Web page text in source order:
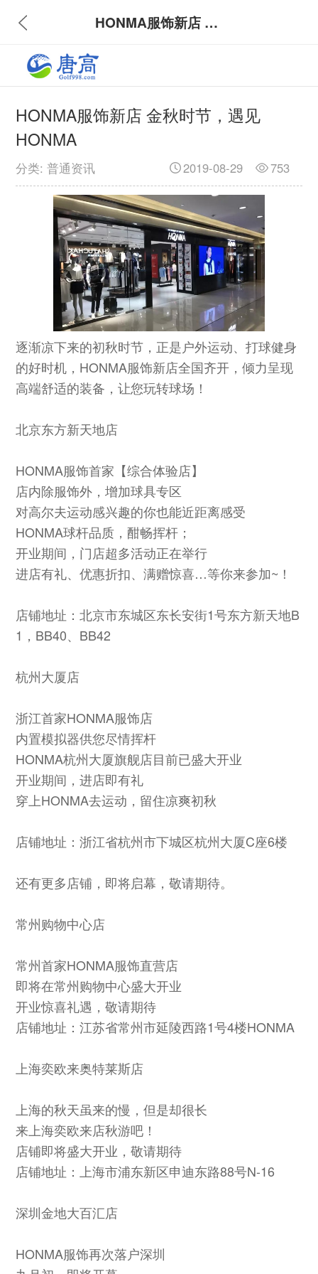
HONMA服饰新店 金秋时节，遇见HONMA
HONMA服饰新店 金秋时节，遇见
HONMA
分类: 普通资讯 753
2019-08-29
逐渐凉下来的初秋时节，正是户外运动、打球健身
的好时机，HONMA服饰新店全国齐开，倾力呈现
高端舒适的装备，让您玩转球场！
北京东方新天地店
HONMA服饰首家【综合体验店】
店内除服饰外，增加球具专区
对高尔夫运动感兴趣的你也能近距离感受
HONMA球杆品质，酣畅挥杆；
开业期间，门店超多活动正在举行
进店有礼、优惠折扣、满赠惊喜…等你来参加~！
店铺地址：北京市东城区东长安街1号东方新天地B
1，BB40、BB42
杭州大厦店
浙江首家HONMA服饰店
内置模拟器供您尽情挥杆
HONMA杭州大厦旗舰店目前已盛大开业
开业期间，进店即有礼
穿上HONMA去运动，留住凉爽初秋
店铺地址：浙江省杭州市下城区杭州大厦C座6楼
还有更多店铺，即将启幕，敬请期待。
常州购物中心店
常州首家HONMA服饰直营店
即将在常州购物中心盛大开业
开业惊喜礼遇，敬请期待
店铺地址：江苏省常州市延陵西路1号4楼HONMA
上海奕欧来奥特莱斯店
上海的秋天虽来的慢，但是却很长
来上海奕欧来店秋游吧！
店铺即将盛大开业，敬请期待
店铺地址：上海市浦东新区申迪东路88号N-16
深圳金地大百汇店
HONMA服饰再次落户深圳